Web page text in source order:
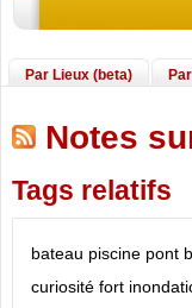
Par Lieux (beta)
Notes
Tags relatifs
bateau piscine pont
curiosité fort